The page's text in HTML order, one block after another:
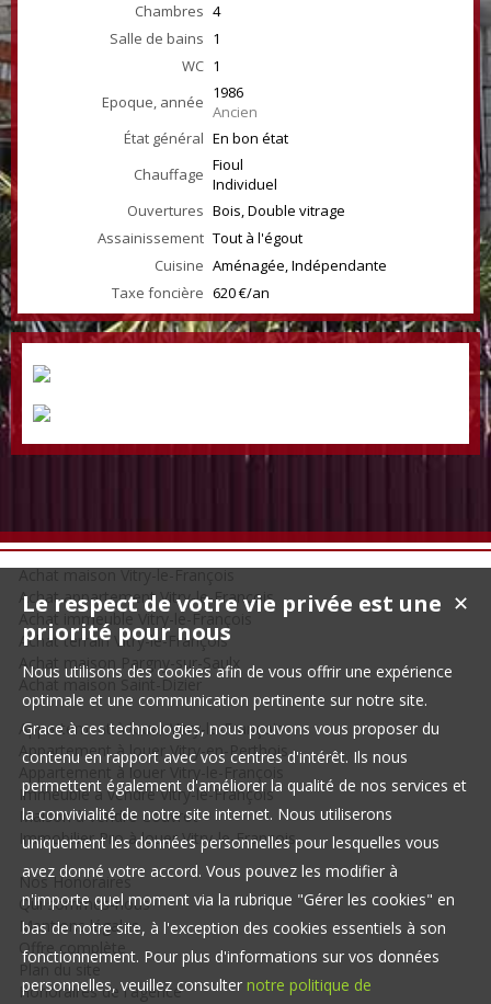
Chambres 4
Salle de bains 1
WC 1
Epoque, année 1986
Ancien
État général En bon état
Chauffage Fioul
Individuel
Ouvertures Bois, Double vitrage
Assainissement Tout à l'égout
Cuisine Aménagée, Indépendante
Taxe foncière 620 €/an
Achat maison Vitry-le-François
Achat appartement Vitry-le-François
Achat immeuble Vitry-le-François
Achat terrain Vitry-le-François
Achat maison Pargny-sur-Saulx
Achat maison Saint-Dizier
Appartement à louer Vitry-le-François
Appartement à louer Vitry-en-Perthois
Appartement à louer Vitry-le-François
Immeuble à vendre Vitry-le-François
Maison à vendre Couvrot
Immobilier Pro à louer Vitry-le-François
Nos Honoraires
Qui sommes-nous
Mentions légales
Offre complète
Plan du site
Honoraires de l'agence
✕
Le respect de votre vie privée est une
priorité pour nous
Nous utilisons des cookies afin de vous offrir une expérience
optimale et une communication pertinente sur notre site.
Grace à ces technologies, nous pouvons vous proposer du
contenu en rapport avec vos centres d'intérêt. Ils nous
permettent également d'améliorer la qualité de nos services et
la convivialité de notre site internet. Nous utiliserons
uniquement les données personnelles pour lesquelles vous
avez donné votre accord. Vous pouvez les modifier à
n'importe quel moment via la rubrique "Gérer les cookies" en
bas de notre site, à l'exception des cookies essentiels à son
fonctionnement. Pour plus d'informations sur vos données
personnelles, veuillez consulter notre politique de